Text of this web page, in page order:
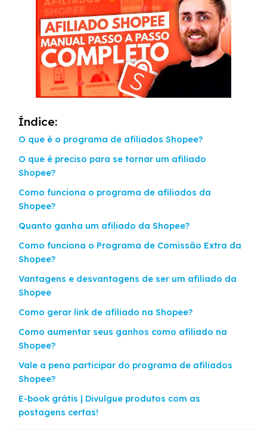
Índice:
O que é o programa de afiliados Shopee?
O que é preciso para se tornar um afiliado
Shopee?
Como funciona o programa de afiliados da
Shopee?
Quanto ganha um afiliado da Shopee?
Como funciona o Programa de Comissão Extra da
Shopee?
Vantagens e desvantagens de ser um afiliado da
Shopee
Como gerar link de afiliado na Shopee?
Como aumentar seus ganhos como afiliado na
Shopee?
Vale a pena participar do programa de afiliados
Shopee?
E-book grátis | Divulgue produtos com as
postagens certas!